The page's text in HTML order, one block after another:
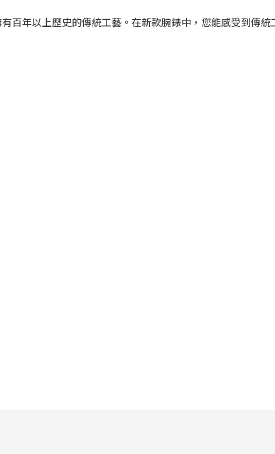
年以上歷史的傳統工藝。在新款腕錶中，您能感受到傳統